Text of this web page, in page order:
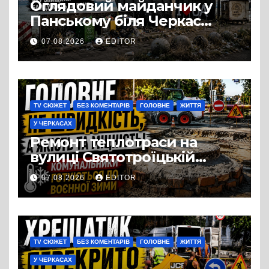
Оглядовий майданчик у
Панському біля Черкас
перетворився на занедбане
сміттєзвалище
07.08.2026 EDITOR
TV СЮЖЕТ БЕЗ КОМЕНТАРІВ ГОЛОВНЕ ЖИТТЯ
У ЧЕРКАСАХ
Ремонт теплотраси на
вулиці Святотроїцькій
затягнувся порівняно із
запланованими термінами.
Вулицю досі не відкрили
для руху
07.08.2026 EDITOR
TV СЮЖЕТ БЕЗ КОМЕНТАРІВ ГОЛОВНЕ ЖИТТЯ
У ЧЕРКАСАХ